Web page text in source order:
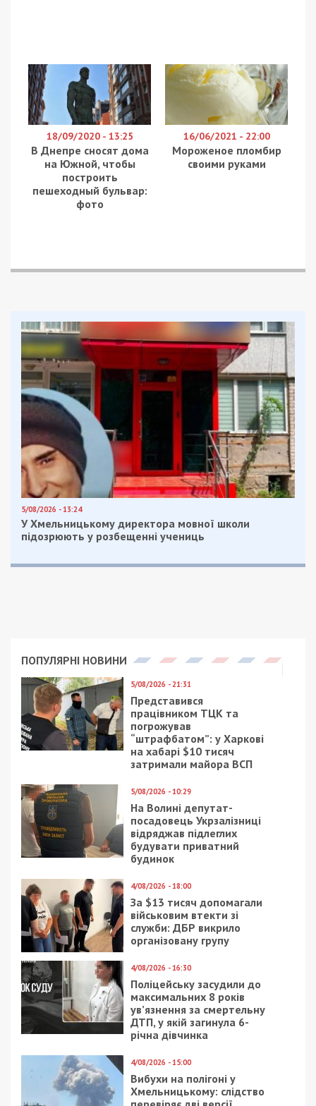
18/09/2020 - 13:25
В Днепре сносят дома
на Южной, чтобы
построить
пешеходный бульвар:
фото
16/06/2021 - 22:00
Мороженое пломбир
своими руками
5/08/2026 - 13:24
У Хмельницькому директора мовної школи
підозрюють у розбещенні учениць
ПОПУЛЯРНІ НОВИНИ
5/08/2026 - 21:31
Представився
працівником ТЦК та
погрожував
“штрафбатом”: у Харкові
на хабарі $10 тисяч
затримали майора ВСП
5/08/2026 - 10:29
На Волині депутат-
посадовець Укрзалізниці
відряджав підлеглих
будувати приватний
будинок
4/08/2026 - 18:00
За $13 тисяч допомагали
військовим втекти зі
служби: ДБР викрило
організовану групу
4/08/2026 - 16:30
Поліцейську засудили до
максимальних 8 років
ув’язнення за смертельну
ДТП, у якій загинула 6-
річна дівчинка
4/08/2026 - 15:00
Вибухи на полігоні у
Хмельницькому: слідство